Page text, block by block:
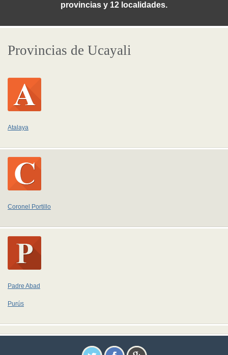
provincias y 12 localidades.
Provincias de Ucayali
Atalaya
Coronel Portillo
Padre Abad
Purús